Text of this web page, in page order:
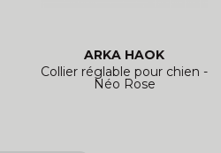
ARKA HAOK
Collier réglable pour chien -
Néo Rose